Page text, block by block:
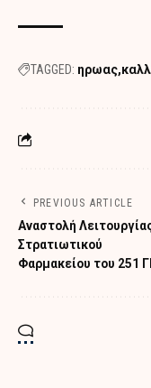
TAGGED: ηρωας
PREVIOUS ARTICLE
Αναστολή
Στρατιωτικού
Φαρμακείου του 251